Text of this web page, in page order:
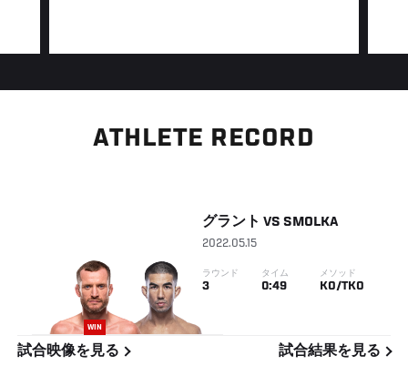
ATHLETE RECORD
WIN
グラント VS SMOLKA
2022.05.15
ラウンド
3
タイム
0:49
メソッド
KO/TKO
試合映像を見る 試合結果を見る